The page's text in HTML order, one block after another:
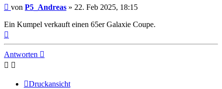
Beitrag
von P5_Andreas » 22. Feb 2025, 18:15
Ein Kumpel verkauft einen 65er Galaxie Coupe.
Antworten
Druckansicht